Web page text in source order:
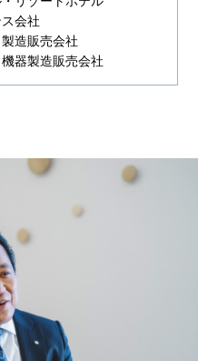
会社
造販売会社
器製造販売会社